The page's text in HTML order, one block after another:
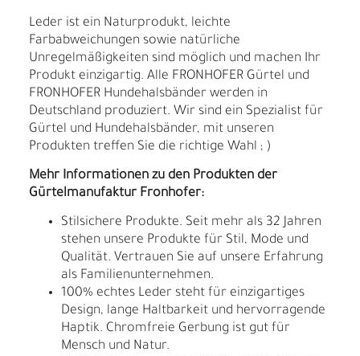
Leder ist ein Naturprodukt, leichte
Farbabweichungen sowie natürliche
Unregelmäßigkeiten sind möglich und machen Ihr
Produkt einzigartig. Alle FRONHOFER Gürtel und
FRONHOFER Hundehalsbänder werden in
Deutschland produziert. Wir sind ein Spezialist für
Gürtel und Hundehalsbänder, mit unseren
Produkten treffen Sie die richtige Wahl ; )
Mehr Informationen zu den Produkten der
Gürtelmanufaktur Fronhofer:
Stilsichere Produkte. Seit mehr als 32 Jahren
stehen unsere Produkte für Stil, Mode und
Qualität. Vertrauen Sie auf unsere Erfahrung
als Familienunternehmen.
100% echtes Leder steht für einzigartiges
Design, lange Haltbarkeit und hervorragende
Haptik. Chromfreie Gerbung ist gut für
Mensch und Natur.